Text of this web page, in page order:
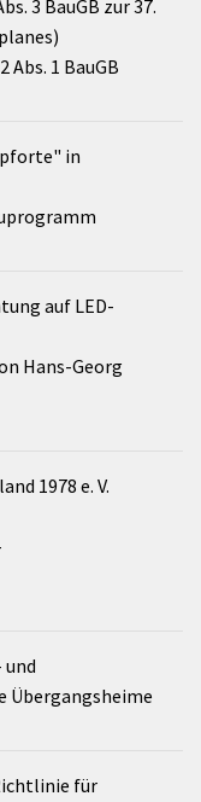
3 BauGB zur 37.
1 BauGB
in
auf LED-
Hans-Georg
1978 e. V.
und
Übergangsheime
für